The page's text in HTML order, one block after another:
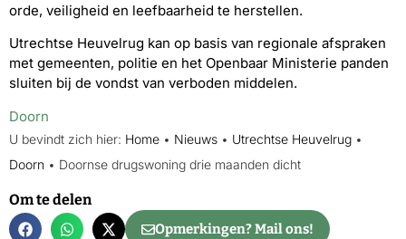
orde, veiligheid en leefbaarheid te herstellen.
Utrechtse Heuvelrug kan op basis van regionale afspraken
met gemeenten, politie en het Openbaar Ministerie panden
sluiten bij de vondst van verboden middelen.
Doorn
U bevindt zich hier: Home • Nieuws • Utrechtse Heuvelrug •
Doorn • Doornse drugswoning drie maanden dicht
Om te delen
Opmerkingen? Mail ons!